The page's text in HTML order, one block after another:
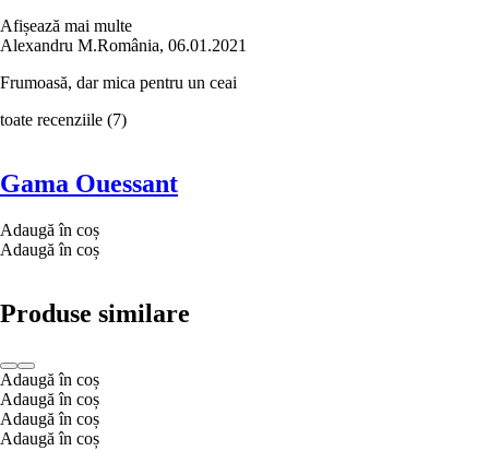
Afișează mai multe
Alexandru M.România, 06.01.2021
Frumoasă, dar mica pentru un ceai
toate recenziile (7)
Gama Ouessant
Adaugă în coș
Adaugă în coș
Produse similare
Adaugă în coș
Adaugă în coș
Adaugă în coș
Adaugă în coș